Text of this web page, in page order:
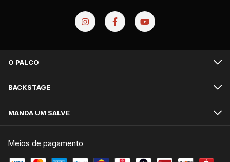
O PALCO
BACKSTAGE
MANDA UM SALVE
Meios de pagamento